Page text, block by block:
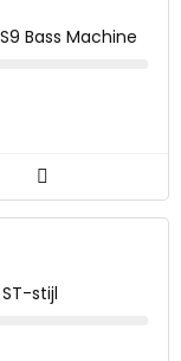
Bass Machine
stijl